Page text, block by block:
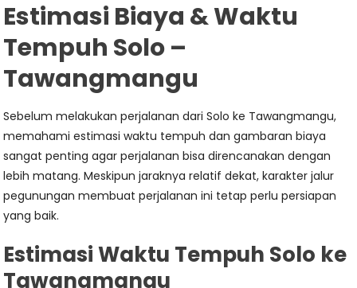
Estimasi Biaya & Waktu
Tempuh Solo –
Tawangmangu
Sebelum melakukan perjalanan dari Solo ke Tawangmangu,
memahami estimasi waktu tempuh dan gambaran biaya
sangat penting agar perjalanan bisa direncanakan dengan
lebih matang. Meskipun jaraknya relatif dekat, karakter jalur
pegunungan membuat perjalanan ini tetap perlu persiapan
yang baik.
Estimasi Waktu Tempuh Solo ke
Tawangmangu